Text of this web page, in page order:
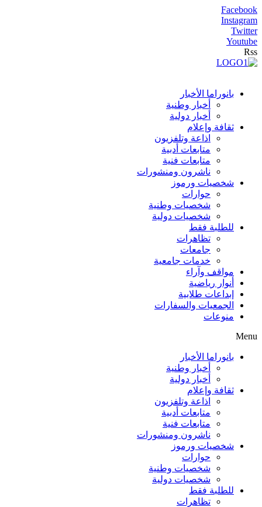
Facebook
Instagram
Twitter
Youtube
Rss
بانوراما الأخبار
أخبار وطنية
أخبار دولية
ثقافة وإعلام
اذاعة وتلفزيون
متابعات أدبية
متابعات فنية
ناشرون ومنشورات
شخصيات ورموز
حوارات
شخصيات وطنية
شخصيات دولية
للطلبة فقط
تظاهرات
جامعات
خدمات جامعية
مواقف وآراء
أنوار رياضية
إبداعات طلابية
الجمعيات والسفارات
منوعات
Menu
بانوراما الأخبار
أخبار وطنية
أخبار دولية
ثقافة وإعلام
اذاعة وتلفزيون
متابعات أدبية
متابعات فنية
ناشرون ومنشورات
شخصيات ورموز
حوارات
شخصيات وطنية
شخصيات دولية
للطلبة فقط
تظاهرات